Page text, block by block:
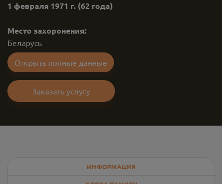
1 февраля 1971 г. (62 года)
Место захоронения:
Беларусь
Открыть полные данные
Заказать услугу
ИНФОРМАЦИЯ